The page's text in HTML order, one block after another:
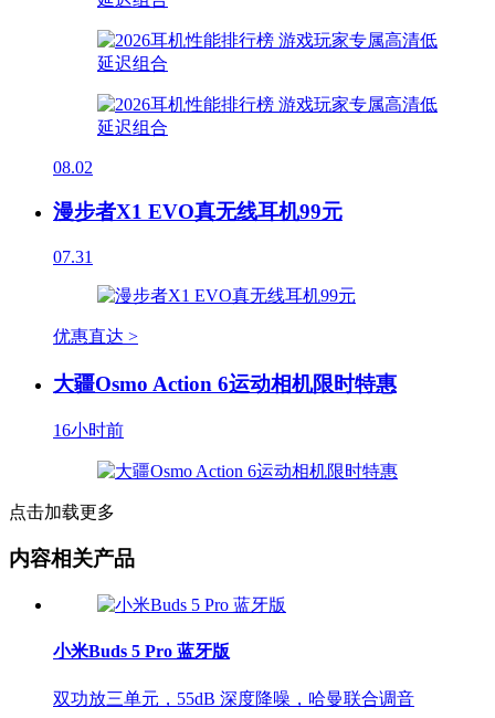
08.02
漫步者X1 EVO真无线耳机99元
07.31
优惠直达 >
大疆Osmo Action 6运动相机限时特惠
16小时前
点击加载更多
内容相关产品
小米Buds 5 Pro 蓝牙版
双功放三单元，55dB 深度降噪，哈曼联合调音